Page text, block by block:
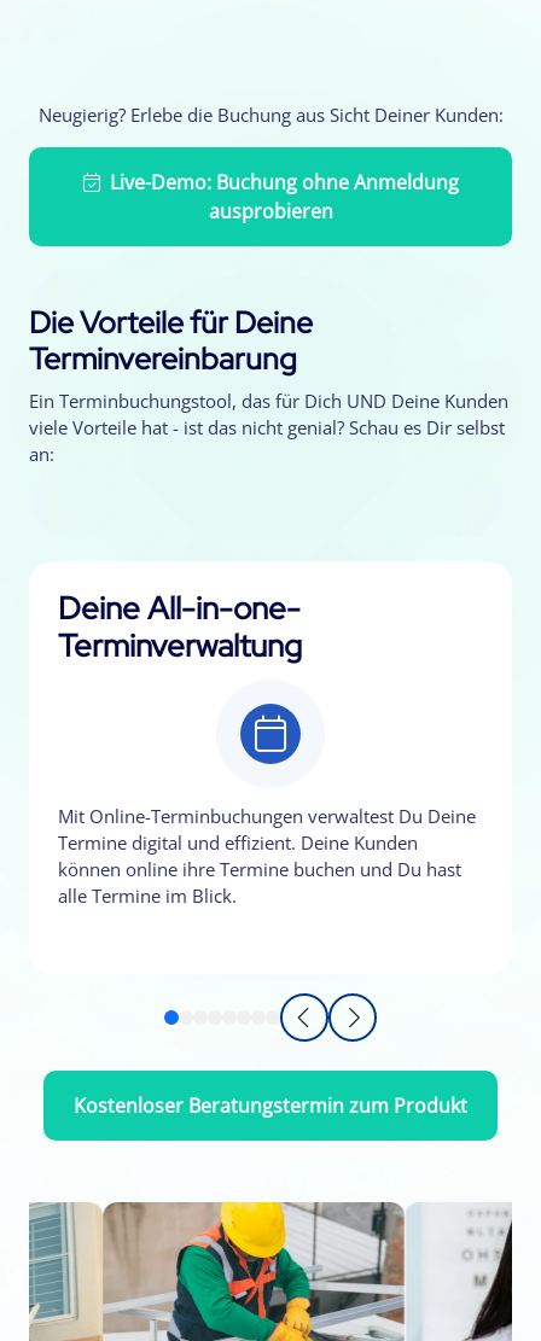
Neugierig? Erlebe die Buchung aus Sicht Deiner Kunden:
Live-Demo: Buchung ohne Anmeldung
ausprobieren
Die Vorteile für Deine
Terminvereinbarung
Ein Terminbuchungstool, das für Dich UND Deine Kunden
viele Vorteile hat - ist das nicht genial? Schau es Dir selbst
an:
Deine All-in-one-
Terminverwaltung
Mit Online-Terminbuchungen verwaltest Du Deine
Termine digital und effizient. Deine Kunden
können online ihre Termine buchen und Du hast
alle Termine im Blick.
Kostenloser Beratungstermin zum Produkt